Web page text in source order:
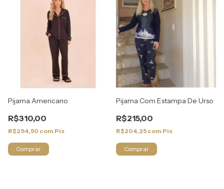
Pijama Americano
R$310,00
R$294,50 com Pix
Comprar
Pijama Com Estampa De Urso
R$215,00
R$204,25 com Pix
Comprar